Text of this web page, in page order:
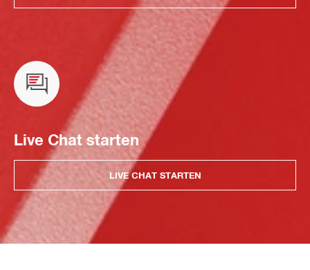
Live Chat starten
LIVE CHAT STARTEN